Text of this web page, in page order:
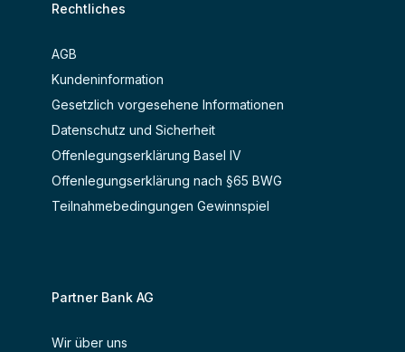
Rechtliches
AGB
Kundeninformation
Gesetzlich vorgesehene Informationen
Datenschutz und Sicherheit
Offenlegungserklärung Basel IV
Offenlegungserklärung nach §65 BWG
Teilnahmebedingungen Gewinnspiel
Partner Bank AG
Wir über uns